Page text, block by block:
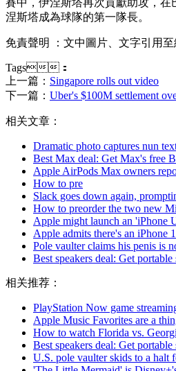
涅斯塔成為球隊的第一隊長。
免責聲明 ：文中圖片、文字引用
Tags：
上一篇： Singapore rolls out video
下一篇： Uber's $100M settlement
相关文章：
Dramatic photo captures nun
Best Max deal: Get Max's free
Apple AirPods Max owners
How to pre
Slack goes down again,
How to preorder the two new
Apple might launch an 'iPhone
Apple admits there's an iPhone
Pole vaulter claims his penis is
Best speakers deal: Get
相关推荐：
PlayStation Now game
Apple Music Favorites are a
How to watch Florida vs.
Best speakers deal: Get
U.S. pole vaulter skids to a halt